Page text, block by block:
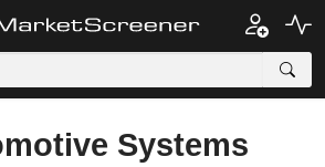
Systems